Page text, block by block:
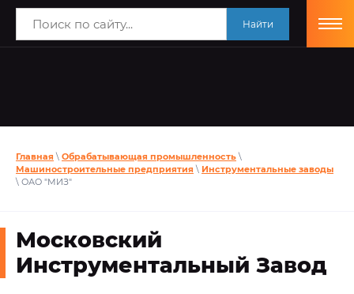
Найти
Главная \ Обрабатывающая промышленность \
Машиностроительные предприятия \ Инструментальные заводы
\ ОАО "МИЗ"
Московский
Инструментальный Завод